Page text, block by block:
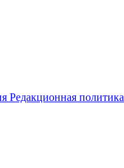
Редакционная политика